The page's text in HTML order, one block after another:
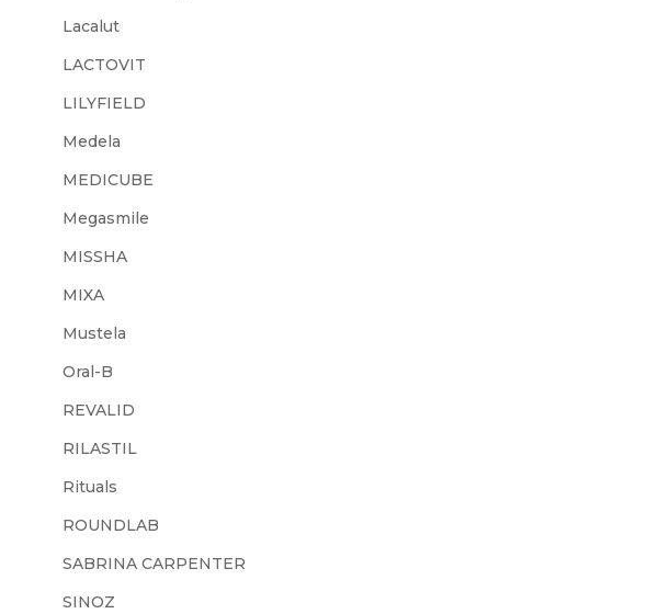
Lacalut
LACTOVIT
LILYFIELD
Medela
MEDICUBE
Megasmile
MISSHA
MIXA
Mustela
Oral-B
REVALID
RILASTIL
Rituals
ROUNDLAB
SABRINA CARPENTER
SINOZ